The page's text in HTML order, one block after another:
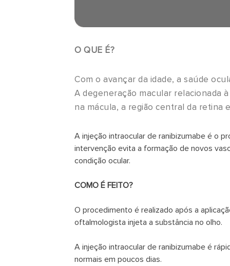
O QUE É?
Com o avançar da idade, a saúde
A degeneração macular relacionada
na mácula, a região central da retina
A injeção intraocular de ranibizumabe é o
intervenção evita a formação de novos
condição ocular.
COMO É FEITO?
O procedimento é realizado após a
oftalmologista injeta a substância no olho.
A injeção intraocular de ranibizumabe é
normais em poucos dias.